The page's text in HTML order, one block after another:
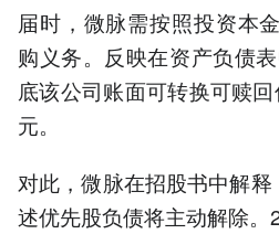
届时，微脉需按照投资本
购义务。反映在资产负债
底该公司账面可转换可赎
元。
对此，微脉在招股书中解
述优先股负债将主动解除